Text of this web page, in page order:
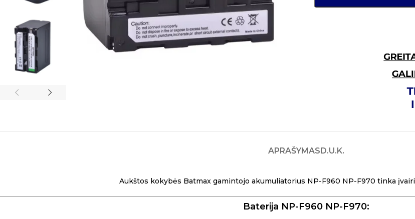
APRAŠYMASD.U.K.
Aukštos kokybės Batmax gamintojo akumuliatorius NP-F960 NP-F970 tinka
Baterija NP-F960 NP-F970: